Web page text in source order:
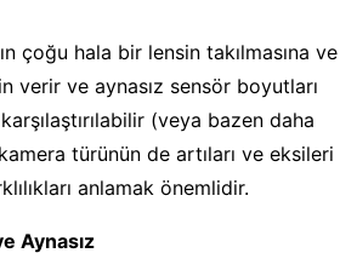
çoğu hala bir lensin takılmasına ve
verir ve aynasız sensör boyutları
(veya bazen daha
türünün de artıları ve eksileri
anlamak önemlidir.
Aynasız